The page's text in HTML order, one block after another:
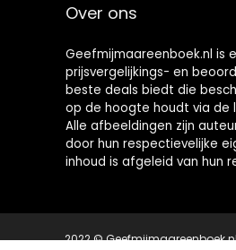
Over ons
Geefmijmaareenboek.nl is
prijsvergelijkings- en
beste deals biedt die
op de hoogte houdt via
Alle afbeeldingen zijn
door hun respectievelijke
inhoud is afgeleid van hun
2022 ©